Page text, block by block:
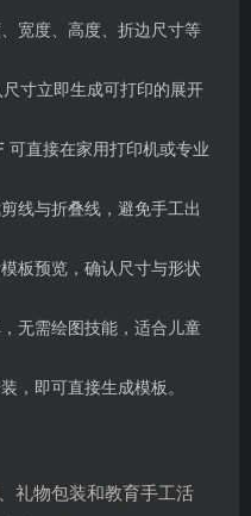
宽度、高度、折边尺寸等
寸立即生成可打印的展开
直接在家用打印机或专业
线与折叠线，避免手工出
板预览，确认尺寸与形状
无需绘图技能，适合儿童
即可直接生成模板。
礼物包装和教育手工活